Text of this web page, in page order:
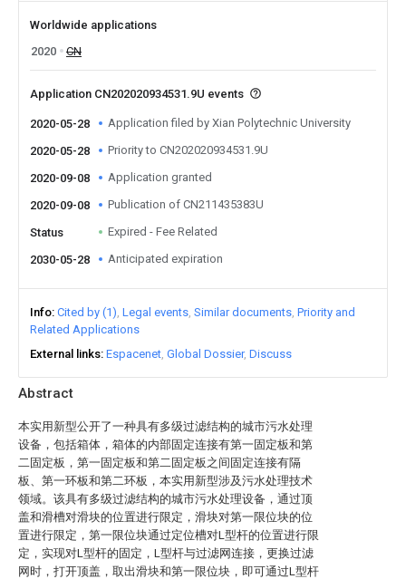
Abstract
本实用新型公开了一种具有多级过滤结构的城市污水处理
设备，包括箱体，箱体的内部固定连接有第一固定板和第
二固定板，第一固定板和第二固定板之间固定连接有隔
板、第一环板和第二环板，本实用新型涉及污水处理技术
领域。该具有多级过滤结构的城市污水处理设备，通过顶
盖和滑槽对滑块的位置进行限定，滑块对第一限位块的位
置进行限定，第一限位块通过定位槽对L型杆的位置进行限
定，实现对L型杆的固定，L型杆与过滤网连接，更换过滤
网时，打开顶盖，取出滑块和第一限位块，即可通过L型杆
Worldwide applications
2020
CN
Application CN202020934531.9U events
2020-05-28 Application filed by Xian Polytechnic University
2020-05-28 Priority to CN202020934531.9U
2020-09-08 Application granted
2020-09-08 Publication of CN211435383U
Status Expired - Fee Related
2030-05-28 Anticipated expiration
Info Cited by (1) Legal events Similar documents Priority and
Related Applications
External links Espacenet Global Dossier Discuss